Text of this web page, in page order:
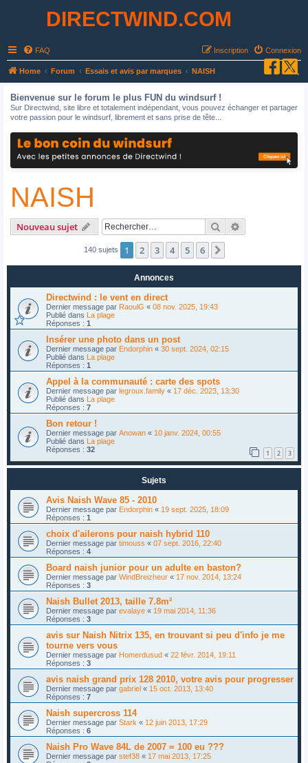
DIRECTWIND.COM
FAQ Connexion
Inscription
Home Forum Essais et avis par marques NAISH
Bienvenue sur le forum le plus FUN du windsurf !
Sur Directwind, site libre et totalement indépendant, vous pouvez échanger et partager
votre passion pour le windsurf, librement et sans prise de tête...
NAISH
Nouveau sujet Rechercher
140 sujets 1 2 3 4 5 6
Annonces
Directwind : le vent en direct
Dernier message par RaoulG « 08 nov. 2025, 19:43
Publié dans La plage
Réponses : 1
Insérer une photo dans un post
Dernier message par Endorphin « 30 sept. 2024, 02:15
Publié dans La plage
Réponses : 1
Appel à la communauté : carte des spots
Dernier message par legroux.family « 17 déc. 2023, 13:30
Publié dans La plage
Réponses : 7
Bon retour !
Dernier message par Anowan « 10 janv. 2024, 00:55
Publié dans La plage
Réponses : 32 1 2 3
Sujets
Avis Naish Wave 85 - 2010
Dernier message par Endorphin « 19 sept. 2025, 18:09
Réponses : 1
choix d'ailerons pour naish hybrid 110
Dernier message par timouss « 07 sept. 2016, 22:40
Réponses : 4
Board naish junior pour un adulte en baston?
Dernier message par WindBreizheur « 17 nov. 2014, 13:24
Réponses : 3
Naish Bullet 2013, taille 7.8m²
Dernier message par evalaye « 19 mai 2014, 11:36
Réponses : 3
avis sur Naish Nitrix 135, en trouvant si peu d'info je me
tourne vers vous
Dernier message par Homerdusud « 22 févr. 2014, 19:11
Réponses : 3
avis naish grand prix 128 2010, votre avis pour progresser
Dernier message par gabriel « 15 oct. 2013, 13:40
Réponses : 7
Naish supercross 114
Dernier message par Stark « 12 juin 2013, 17:29
Réponses : 6
Naish Pro Wave 84L de 2007 = 100 eu ???
Dernier message par stef38 « 17 mai 2013, 17:25